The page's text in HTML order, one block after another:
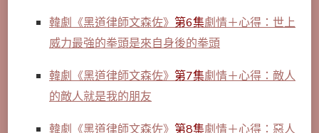
韓劇《黑道律師文森佐》 第6集劇情＋心得：世上
威力最強的拳頭是來自身後的拳頭
韓劇《黑道律師文森佐》 第7集劇情＋心得：敵人
的敵人就是我的朋友
韓劇《黑道律師文森佐》 第8集劇情＋心得：惡人